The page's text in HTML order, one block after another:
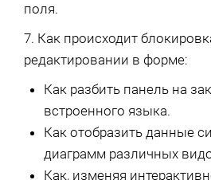
поля.
7. Как происходит
редактировании в форме:
Как разбить панель на
встроенного языка.
Как отобразить данные
диаграмм различных
Как, изменяя